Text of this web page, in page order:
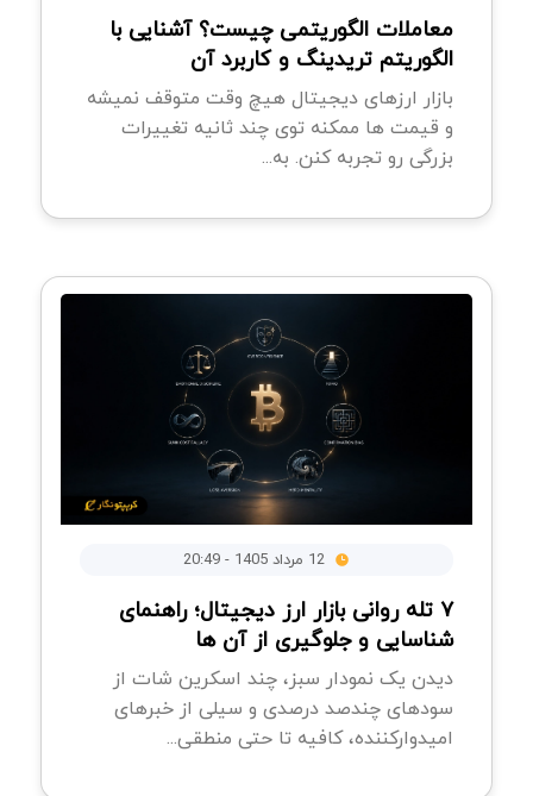
معاملات الگوریتمی چیست؟ آشنایی با
الگوریتم تریدینگ و کاربرد آن
بازار ارزهای دیجیتال هیچ وقت متوقف نمیشه
و قیمت ها ممکنه توی چند ثانیه تغییرات
بزرگی رو تجربه کنن. به...
۷ تله روانی بازار ارز دیجیتال؛ راهنمای
شناسایی و جلوگیری از آن ها
دیدن یک نمودار سبز، چند اسکرین شات از
سودهای چندصد درصدی و سیلی از خبرهای
امیدوارکننده، کافیه تا حتی منطقی...